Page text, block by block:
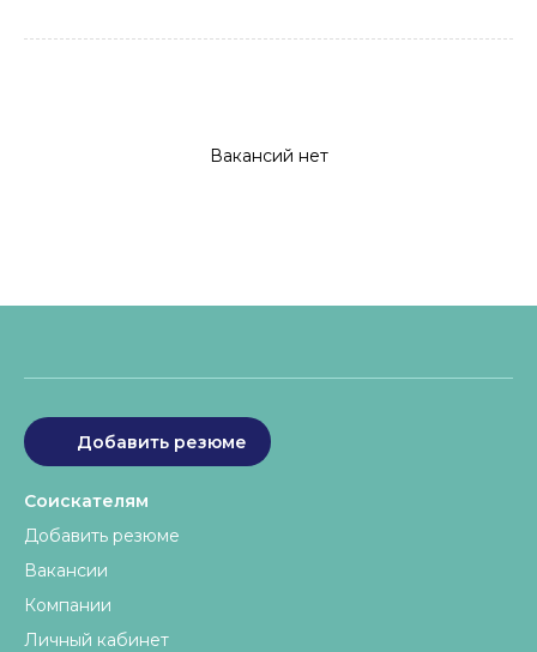
Вакансий нет
Добавить резюме
Соискателям
Добавить резюме
Вакансии
Компании
Личный кабинет